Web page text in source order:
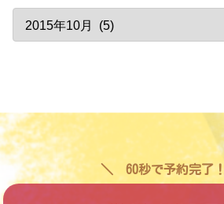
60秒で予約完了！